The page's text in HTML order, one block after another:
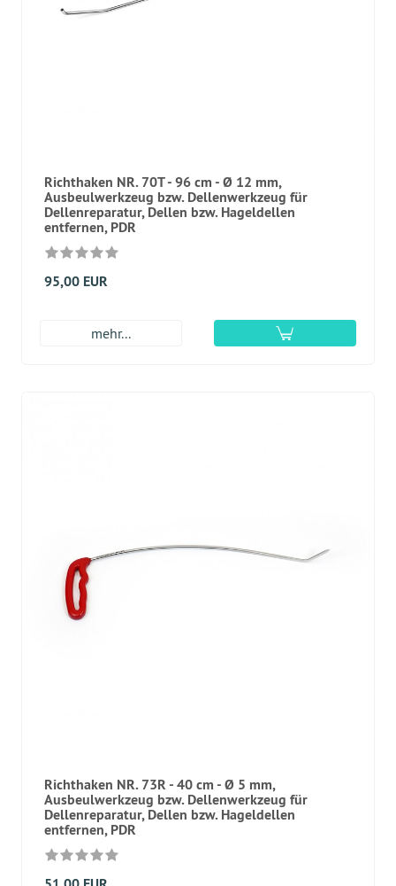
Richthaken NR. 70T - 96 cm - Ø 12 mm,
Ausbeulwerkzeug bzw. Dellenwerkzeug für
Dellenreparatur, Dellen bzw. Hageldellen
entfernen, PDR
95,00 EUR
mehr...
Richthaken NR. 73R - 40 cm - Ø 5 mm,
Ausbeulwerkzeug bzw. Dellenwerkzeug für
Dellenreparatur, Dellen bzw. Hageldellen
entfernen, PDR